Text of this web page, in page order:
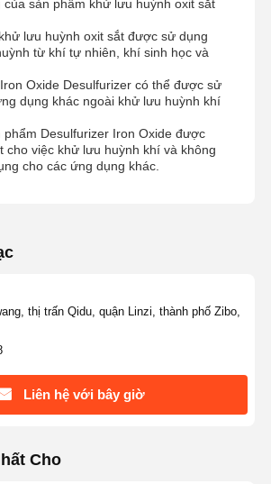
của sản phẩm khử lưu huỳnh oxit sắt
lưu huỳnh oxit sắt được sử dụng
từ khí tự nhiên, khí sinh học và
Oxide Desulfurizer có thể được sử
dụng khác ngoài khử lưu huỳnh khí
phẩm Desulfurizer Iron Oxide được
cho việc khử lưu huỳnh khí và không
cho các ứng dụng khác.
thị trấn Qidu, quận Linzi, thành phố Zibo,
Liên hệ với bây giờ
Cho